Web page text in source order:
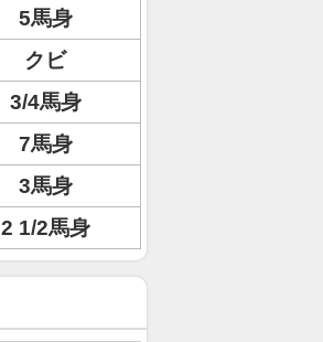
5馬身
クビ
3/4馬身
7馬身
3馬身
2 1/2馬身